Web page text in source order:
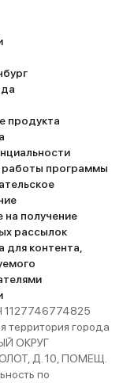
продукта
работы программы
на получение
рассылок
для контента,
территория города
ОКРУГ
Д. 10, ПОМЕЩ.
по